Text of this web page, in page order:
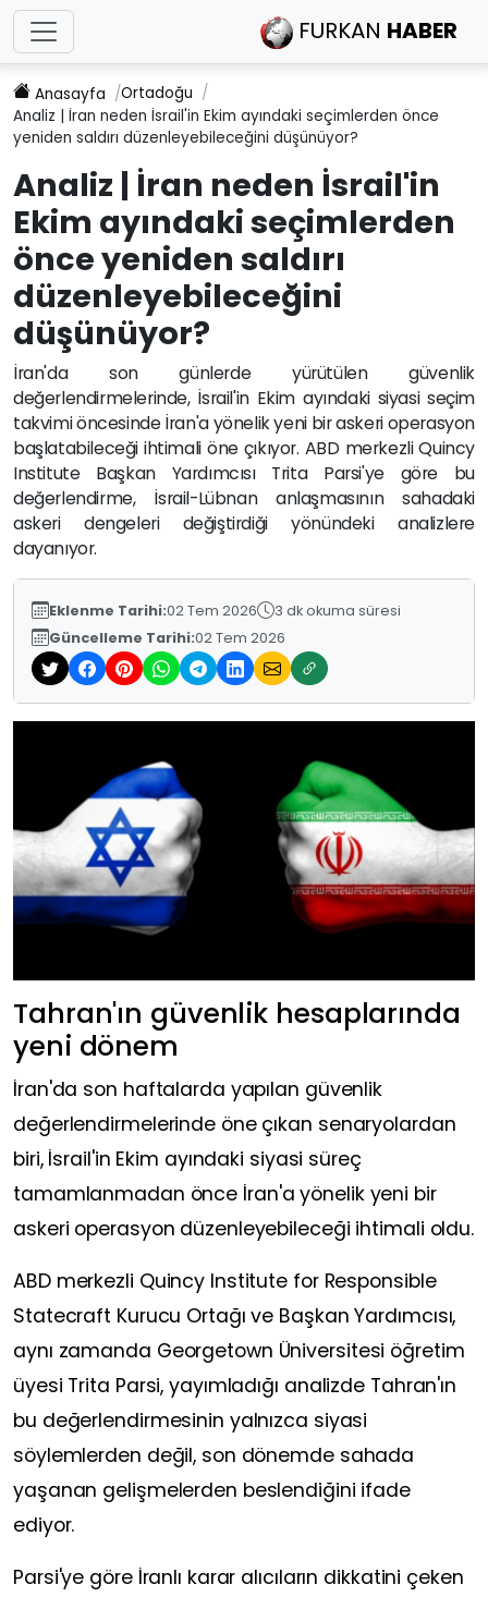
FURKAN HABER
Anasayfa
Ortadoğu
Analiz | İran neden İsrail'in Ekim ayındaki seçimlerden önce
yeniden saldırı düzenleyebileceğini düşünüyor?
Analiz | İran neden İsrail'in
Ekim ayındaki seçimlerden
önce yeniden saldırı
düzenleyebileceğini
düşünüyor?
İran'da son günlerde yürütülen güvenlik
değerlendirmelerinde, İsrail'in Ekim ayındaki siyasi seçim
takvimi öncesinde İran'a yönelik yeni bir askeri operasyon
başlatabileceği ihtimali öne çıkıyor. ABD merkezli Quincy
Institute Başkan Yardımcısı Trita Parsi'ye göre bu
değerlendirme, İsrail-Lübnan anlaşmasının sahadaki
askeri dengeleri değiştirdiği yönündeki analizlere
dayanıyor.
Eklenme Tarihi:02 Tem 2026
3 dk okuma süresi
Güncelleme Tarihi:02 Tem 2026
Tahran'ın güvenlik hesaplarında
yeni dönem
İran'da son haftalarda yapılan güvenlik
değerlendirmelerinde öne çıkan senaryolardan
biri, İsrail'in Ekim ayındaki siyasi süreç
tamamlanmadan önce İran'a yönelik yeni bir
askeri operasyon düzenleyebileceği ihtimali oldu.
ABD merkezli Quincy Institute for Responsible
Statecraft Kurucu Ortağı ve Başkan Yardımcısı,
aynı zamanda Georgetown Üniversitesi öğretim
üyesi Trita Parsi, yayımladığı analizde Tahran'ın
bu değerlendirmesinin yalnızca siyasi
söylemlerden değil, son dönemde sahada
yaşanan gelişmelerden beslendiğini ifade
ediyor.
Parsi'ye göre İranlı karar alıcıların dikkatini çeken